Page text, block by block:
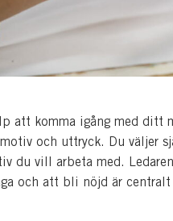
att komma igång med ditt
och uttryck. Du väljer
du vill arbeta med.
och att bli nöjd är